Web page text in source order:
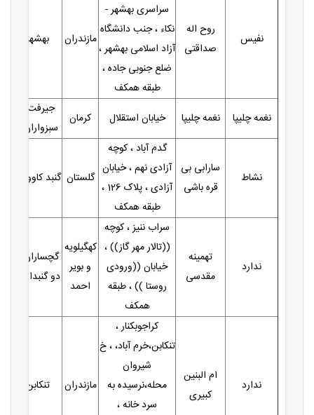
نفیس
روح اله
صداقتی
سراسری بهشهر -
نکاء ، جنب دانشگاه
آزاد اسلامی بهشهر ،
ضلع جنوبی جاده ،
طبقه همکف
مازندران بهشهر
نغمه چلیپا نغمه چلیپا خیابان استقلال کرمان
جیرفت (
سبزواران )
نشاط
سارابی بی
قره باشی
گدم آباد ، کوچه
آزادی نهم ، خیابان
آزادی ، پلاک 126 ،
طبقه همکف
گلستان گنبد کاووس
ندارد
تهمینه
مقدسی
سراب ننیز ، کوچه
((تالار مهر گاز)) ،
خیابان ((ورودی
روستا )) ، طبقه
همکف
کهگیلویه
و بویر
احمد
گچساران (
دو گنبدان )
ندارد
ام البنین
کبیری
کراجوبکنار ،
تنکابن،خرم آباد، ، خ
شیروان
محله،نرسیده به
سرد خانه ،
مازندران تنکابن